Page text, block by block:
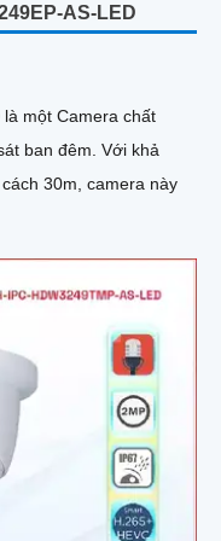
AS-LED
là một Camera chất
đêm. Với khả
30m, camera này